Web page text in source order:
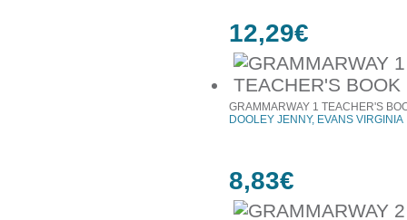
12,29€
GRAMMARWAY 1 TEACHER'S
DOOLEY JENNY, EVANS VIRGINIA
8,83€